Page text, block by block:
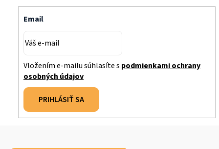
Email
Vložením e-mailu súhlasíte s podmienkami ochrany
osobných údajov
PRIHLÁSIŤ SA